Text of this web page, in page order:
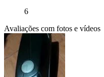
6
Avaliações com fotos e vídeos